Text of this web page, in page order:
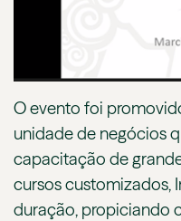
O evento foi
unidade de negócios
capacitação de
cursos customizados,
duração, propiciando